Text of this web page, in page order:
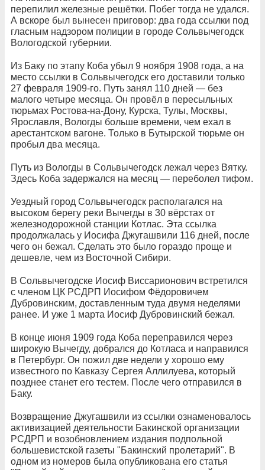
перепилил железные решётки. Побег тогда не удался.
А вскоре был вынесен приговор: два года ссылки под
гласным надзором полиции в городе Сольвычегодск
Вологодской губернии.
Из Баку по этапу Коба убыл 9 ноября 1908 года, а на
место ссылки в Сольвычегодск его доставили только
27 февраля 1909-го. Путь занял 110 дней — без
малого четыре месяца. Он провёл в пересыльных
тюрьмах Ростова-на-Дону, Курска, Тулы, Москвы,
Ярославля, Вологды больше времени, чем ехал в
арестантском вагоне. Только в Бутырской тюрьме он
пробыл два месяца.
Путь из Вологды в Сольвычегодск лежал через Вятку.
Здесь Коба задержался на месяц — переболел тифом.
Уездный город Сольвычегодск располагался на
высоком берегу реки Вычегды в 30 вёрстах от
железнодорожной станции Котлас. Эта ссылка
продолжалась у Иосифа Джугашвили 116 дней, после
чего он бежал. Сделать это было гораздо проще и
дешевле, чем из Восточной Сибири.
В Сольвычегодске Иосиф Виссарионович встретился
с членом ЦК РСДРП Иосифом Фёдоровичем
Дубровинским, доставленным туда двумя неделями
ранее. И уже 1 марта Иосиф Дубровинский бежал.
В конце июня 1909 года Коба переправился через
широкую Вычегду, добрался до Котласа и направился
в Петербург. Он пожил две недели у хорошо ему
известного по Кавказу Сергея Аллилуева, который
позднее станет его тестем. После чего отправился в
Баку.
Возвращение Джугашвили из ссылки ознаменовалось
активизацией деятельности Бакинской организации
РСДРП и возобновлением издания подпольной
большевистской газеты "Бакинский пролетарий". В
одном из номеров была опубликована его статья